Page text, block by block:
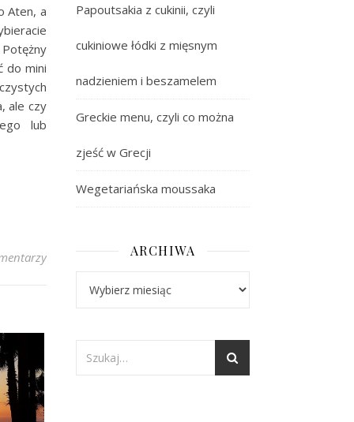
Aten, a
do mini
ale czy
lub
Papoutsakia z cukinii, czyli
cukiniowe łódki z mięsnym
nadzieniem i beszamelem
Greckie menu, czyli co można
zjeść w Grecji
Wegetariańska moussaka
ARCHIWA